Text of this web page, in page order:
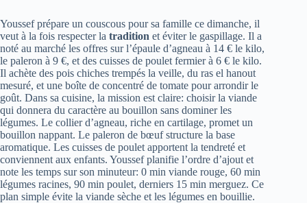
Youssef prépare un couscous pour sa famille ce dimanche, il
veut à la fois respecter la tradition et éviter le gaspillage. Il a
noté au marché les offres sur l’épaule d’agneau à 14 € le kilo,
le paleron à 9 €, et des cuisses de poulet fermier à 6 € le kilo.
Il achète des pois chiches trempés la veille, du ras el hanout
mesuré, et une boîte de concentré de tomate pour arrondir le
goût. Dans sa cuisine, la mission est claire: choisir la viande
qui donnera du caractère au bouillon sans dominer les
légumes. Le collier d’agneau, riche en cartilage, promet un
bouillon nappant. Le paleron de bœuf structure la base
aromatique. Les cuisses de poulet apportent la tendreté et
conviennent aux enfants. Youssef planifie l’ordre d’ajout et
note les temps sur son minuteur: 0 min viande rouge, 60 min
légumes racines, 90 min poulet, derniers 15 min merguez. Ce
plan simple évite la viande sèche et les légumes en bouillie.